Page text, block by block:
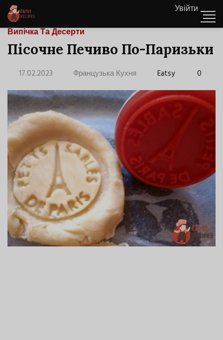
Увійти
Випічка Та Десерти
Пісочне Печиво По-Паризьки
17.02.2023 Французька Кухня Eatsy 0